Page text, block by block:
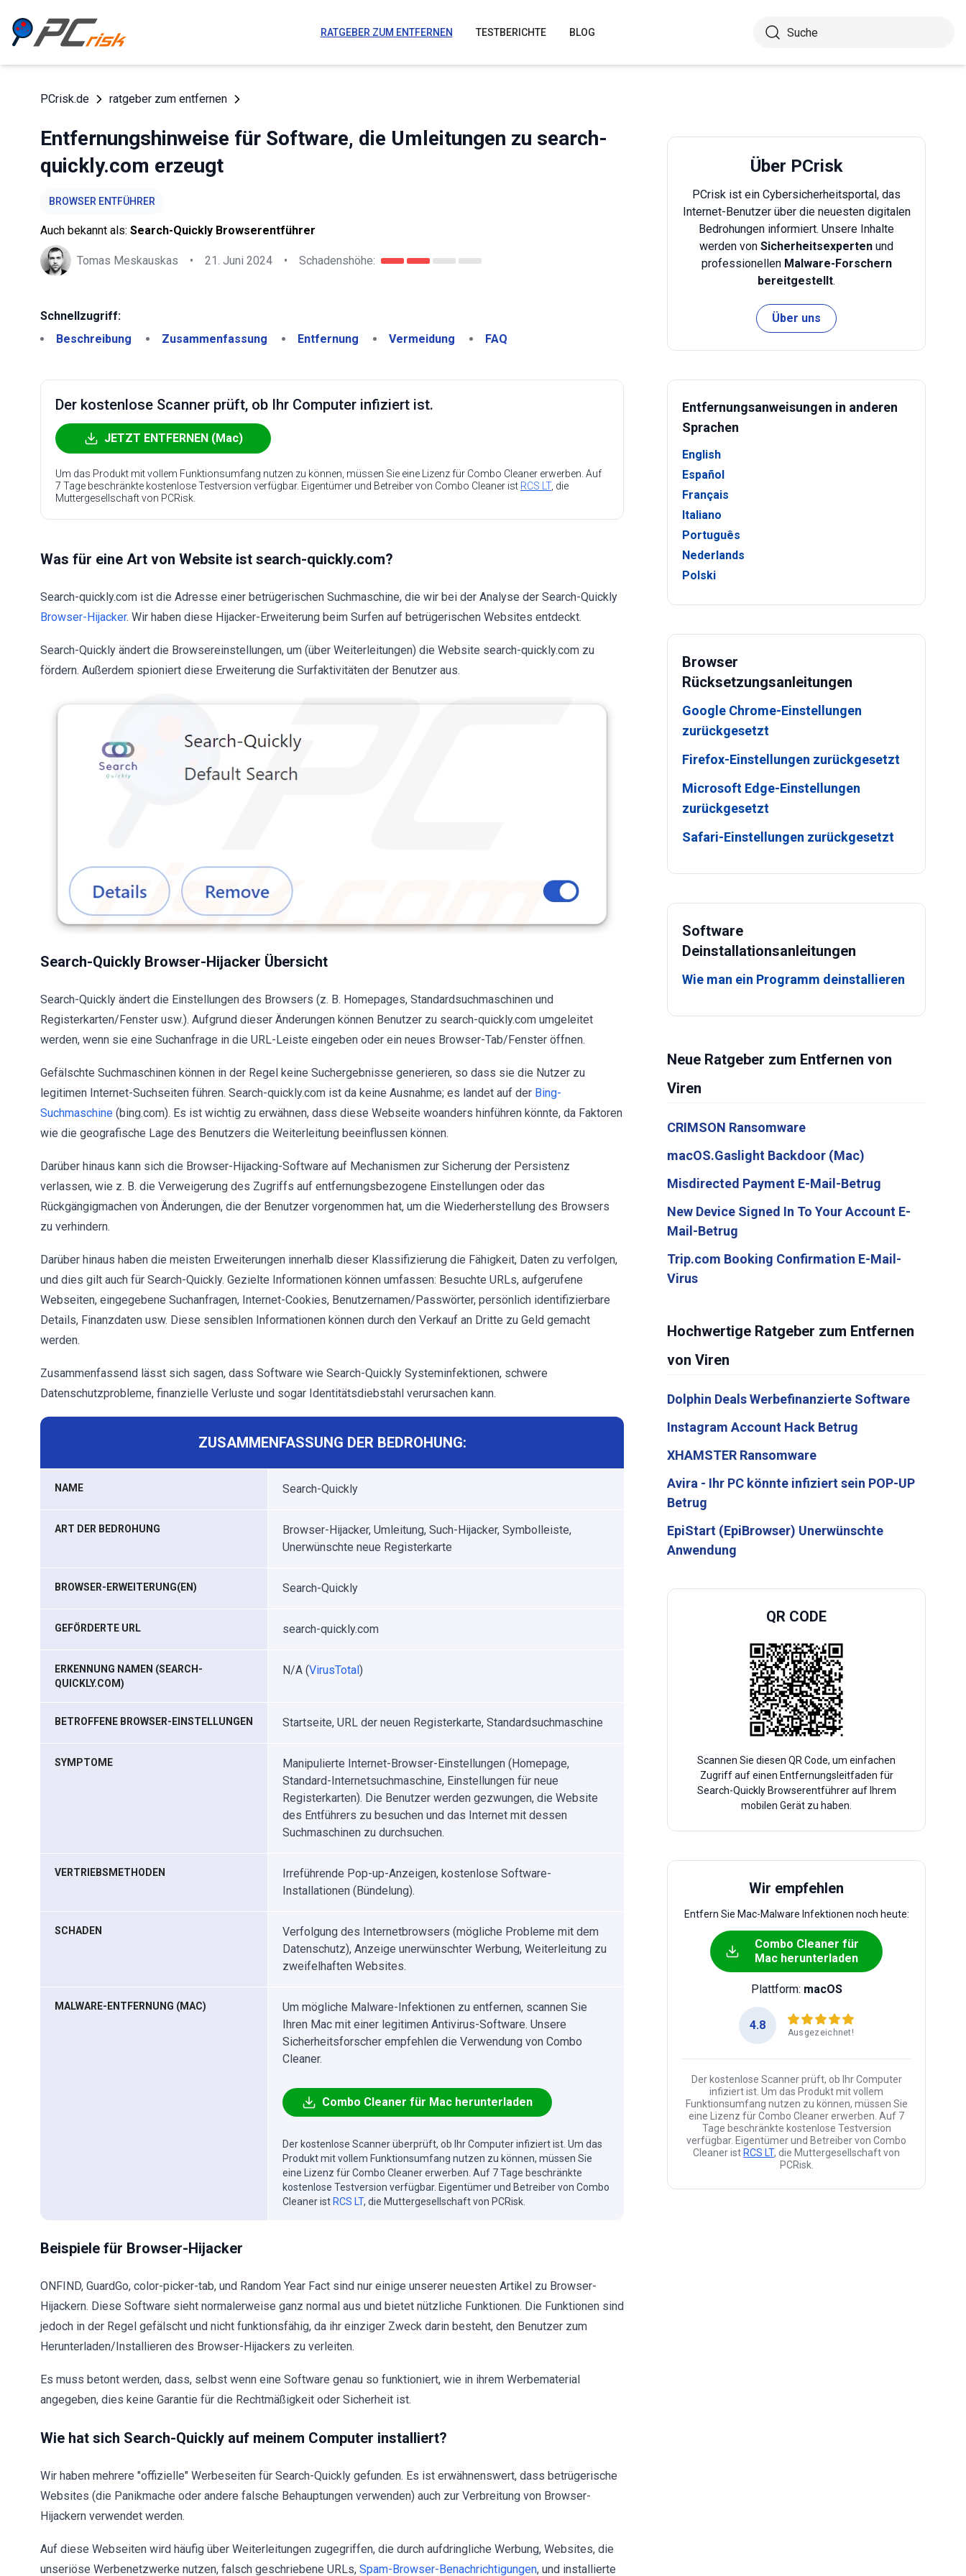
RATGEBER ZUM ENTFERNEN TESTBERICHTE BLOG
PCrisk.de ratgeber zum entfernen
Entfernungshinweise für Software, die Umleitungen zu search-
quickly.com erzeugt
BROWSER ENTFÜHRER
Auch bekannt als: Search-Quickly Browserentführer
Tomas Meskauskas • 21. Juni 2024 • Schadenshöhe:
Schnellzugriff:
Beschreibung
Zusammenfassung Entfernung Vermeidung FAQ
Der kostenlose Scanner prüft, ob Ihr Computer infiziert ist.
JETZT ENTFERNEN (Mac)
Um das Produkt mit vollem Funktionsumfang nutzen zu können, müssen Sie eine Lizenz für Combo Cleaner erwerben. Auf
7 Tage beschränkte kostenlose Testversion verfügbar. Eigentümer und Betreiber von Combo Cleaner ist RCS LT, die
Muttergesellschaft von PCRisk.
Was für eine Art von Website ist search-quickly.com?
Search-quickly.com ist die Adresse einer betrügerischen Suchmaschine, die wir bei der Analyse der Search-Quickly
Browser-Hijacker. Wir haben diese Hijacker-Erweiterung beim Surfen auf betrügerischen Websites entdeckt.
Search-Quickly ändert die Browsereinstellungen, um (über Weiterleitungen) die Website search-quickly.com zu
fördern. Außerdem spioniert diese Erweiterung die Surfaktivitäten der Benutzer aus.
Search-Quickly Browser-Hijacker Übersicht
Search-Quickly ändert die Einstellungen des Browsers (z. B. Homepages, Standardsuchmaschinen und
Registerkarten/Fenster usw.). Aufgrund dieser Änderungen können Benutzer zu search-quickly.com umgeleitet
werden, wenn sie eine Suchanfrage in die URL-Leiste eingeben oder ein neues Browser-Tab/Fenster öffnen.
Gefälschte Suchmaschinen können in der Regel keine Suchergebnisse generieren, so dass sie die Nutzer zu
legitimen Internet-Suchseiten führen. Search-quickly.com ist da keine Ausnahme; es landet auf der Bing-
Suchmaschine (bing.com). Es ist wichtig zu erwähnen, dass diese Webseite woanders hinführen könnte, da Faktoren
wie die geografische Lage des Benutzers die Weiterleitung beeinflussen können.
Darüber hinaus kann sich die Browser-Hijacking-Software auf Mechanismen zur Sicherung der Persistenz
verlassen, wie z. B. die Verweigerung des Zugriffs auf entfernungsbezogene Einstellungen oder das
Rückgängigmachen von Änderungen, die der Benutzer vorgenommen hat, um die Wiederherstellung des Browsers
zu verhindern.
Darüber hinaus haben die meisten Erweiterungen innerhalb dieser Klassifizierung die Fähigkeit, Daten zu verfolgen,
und dies gilt auch für Search-Quickly. Gezielte Informationen können umfassen: Besuchte URLs, aufgerufene
Webseiten, eingegebene Suchanfragen, Internet-Cookies, Benutzernamen/Passwörter, persönlich identifizierbare
Details, Finanzdaten usw. Diese sensiblen Informationen können durch den Verkauf an Dritte zu Geld gemacht
werden.
Zusammenfassend lässt sich sagen, dass Software wie Search-Quickly Systeminfektionen, schwere
Datenschutzprobleme, finanzielle Verluste und sogar Identitätsdiebstahl verursachen kann.
ZUSAMMENFASSUNG DER BEDROHUNG:
NAME Search-Quickly
ART DER BEDROHUNG
Browser-Hijacker, Umleitung, Such-Hijacker, Symbolleiste,
Unerwünschte neue Registerkarte
BROWSER-ERWEITERUNG(EN) Search-Quickly
GEFÖRDERTE URL search-quickly.com
ERKENNUNG NAMEN (SEARCH-
QUICKLY.COM)
N/A (VirusTotal)
BETROFFENE BROWSER-EINSTELLUNGEN Startseite, URL der neuen Registerkarte, Standardsuchmaschine
SYMPTOME
Manipulierte Internet-Browser-Einstellungen (Homepage,
Standard-Internetsuchmaschine, Einstellungen für neue
Registerkarten). Die Benutzer werden gezwungen, die Website
des Entführers zu besuchen und das Internet mit dessen
Suchmaschinen zu durchsuchen.
VERTRIEBSMETHODEN
Irreführende Pop-up-Anzeigen, kostenlose Software-
Installationen (Bündelung).
SCHADEN
Verfolgung des Internetbrowsers (mögliche Probleme mit dem
Datenschutz), Anzeige unerwünschter Werbung, Weiterleitung zu
zweifelhaften Websites.
MALWARE-ENTFERNUNG (MAC)
Um mögliche Malware-Infektionen zu entfernen, scannen Sie
Ihren Mac mit einer legitimen Antivirus-Software. Unsere
Sicherheitsforscher empfehlen die Verwendung von Combo
Cleaner.
Combo Cleaner für Mac herunterladen
Der kostenlose Scanner überprüft, ob Ihr Computer infiziert ist. Um das
Produkt mit vollem Funktionsumfang nutzen zu können, müssen Sie
eine Lizenz für Combo Cleaner erwerben. Auf 7 Tage beschränkte
kostenlose Testversion verfügbar. Eigentümer und Betreiber von Combo
Cleaner ist RCS LT, die Muttergesellschaft von PCRisk.
Beispiele für Browser-Hijacker
ONFIND, GuardGo, color-picker-tab, und Random Year Fact sind nur einige unserer neuesten Artikel zu Browser-
Hijackern. Diese Software sieht normalerweise ganz normal aus und bietet nützliche Funktionen. Die Funktionen sind
jedoch in der Regel gefälscht und nicht funktionsfähig, da ihr einziger Zweck darin besteht, den Benutzer zum
Herunterladen/Installieren des Browser-Hijackers zu verleiten.
Es muss betont werden, dass, selbst wenn eine Software genau so funktioniert, wie in ihrem Werbematerial
angegeben, dies keine Garantie für die Rechtmäßigkeit oder Sicherheit ist.
Wie hat sich Search-Quickly auf meinem Computer installiert?
Wir haben mehrere "offizielle" Werbeseiten für Search-Quickly gefunden. Es ist erwähnenswert, dass betrügerische
Websites (die Panikmache oder andere falsche Behauptungen verwenden) auch zur Verbreitung von Browser-
Hijackern verwendet werden.
Auf diese Webseiten wird häufig über Weiterleitungen zugegriffen, die durch aufdringliche Werbung, Websites, die
unseriöse Werbenetzwerke nutzen, falsch geschriebene URLs, Spam-Browser-Benachrichtigungen, und installierte
Über PCrisk
PCrisk ist ein Cybersicherheitsportal, das
Internet-Benutzer über die neuesten digitalen
Bedrohungen informiert. Unsere Inhalte
werden von Sicherheitsexperten und
professionellen Malware-Forschern
bereitgestellt.
Über uns
Entfernungsanweisungen in anderen
Sprachen
English
Español
Français
Italiano
Português
Nederlands
Polski
Browser
Rücksetzungsanleitungen
Google Chrome-Einstellungen
zurückgesetzt
Firefox-Einstellungen zurückgesetzt
Microsoft Edge-Einstellungen
zurückgesetzt
Safari-Einstellungen zurückgesetzt
Software
Deinstallationsanleitungen
Wie man ein Programm deinstallieren
Neue Ratgeber zum Entfernen von
Viren
CRIMSON Ransomware
macOS.Gaslight Backdoor (Mac)
Misdirected Payment E-Mail-Betrug
New Device Signed In To Your Account E-
Mail-Betrug
Trip.com Booking Confirmation E-Mail-
Virus
Hochwertige Ratgeber zum Entfernen
von Viren
Dolphin Deals Werbefinanzierte Software
Instagram Account Hack Betrug
XHAMSTER Ransomware
Avira - Ihr PC könnte infiziert sein POP-UP
Betrug
EpiStart (EpiBrowser) Unerwünschte
Anwendung
QR CODE
Scannen Sie diesen QR Code, um einfachen
Zugriff auf einen Entfernungsleitfaden für
Search-Quickly Browserentführer auf Ihrem
mobilen Gerät zu haben.
Wir empfehlen
Entfern Sie Mac-Malware Infektionen noch heute:
Combo Cleaner für
Mac herunterladen
Plattform: macOS
4.8
Ausgezeichnet!
Der kostenlose Scanner prüft, ob Ihr Computer
infiziert ist. Um das Produkt mit vollem
Funktionsumfang nutzen zu können, müssen Sie
eine Lizenz für Combo Cleaner erwerben. Auf 7
Tage beschränkte kostenlose Testversion
verfügbar. Eigentümer und Betreiber von Combo
Cleaner ist RCS LT, die Muttergesellschaft von
PCRisk.